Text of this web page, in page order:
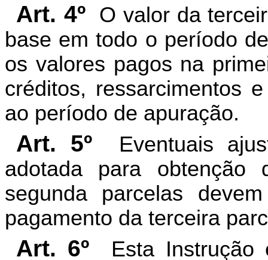
Art. 4ºO valor da
base em todo o período
os valores pagos na
créditos, ressarcimentos
ao período de apuração.
Art. 5ºEventuais
adotada para
segunda parcelas
pagamento da terceira
Art. 6º Esta Instrução